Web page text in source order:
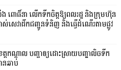
េង ពោធិ៍នា លើកទឹកចិត្តឱ្យពលរដ្ឋ និងក្រុមហ៊ុន
ស់សេវាដឹកជញ្ជូនទំនិញ និងធ្វើដំណើរតាមផ្លូវ
តកណ្ដាល បញ្ជាឲ្យដោះស្រាយបញ្ហាលិចទឹក
នឆាប់